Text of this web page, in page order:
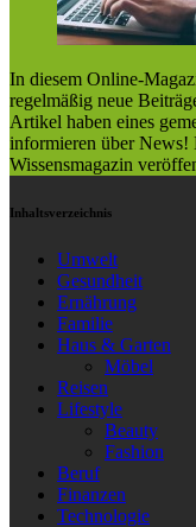
In diesem Online-
regelmäßig neue
Artikel haben eines
informieren über News!
Wissensmagazin
Inhaltsverzeichnis
Umwelt
Gesundheit
Ernährung
Familie
Haus & Garten
Möbel
Reisen
Lifestyle
Beauty
Fashion
Beruf
Finanzen
Technologie